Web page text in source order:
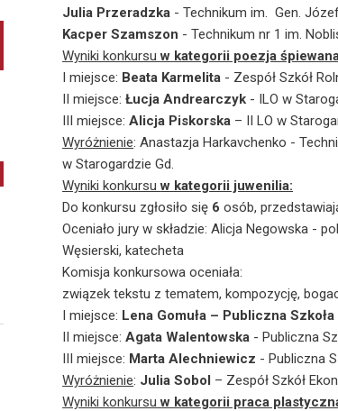
Julia Przeradzka - Technikum im. Gen.
Kacper Szamszon - Technikum nr 1 im.
Wyniki konkursuw kategorii poezja
I miejsce: Beata Karmelita - Zespół Szkół
II miejsce:Łucja Andrearczyk - ILO w
III miejsce:Alicja Piskorska – II LO w
Wyróżnienie: Anastazja Harkavchenko -
w Starogardzie Gd.
Wyniki konkursuw kategorii juwenilia:
Do konkursu zgłosiło się 6osób,
Oceniało jury w składzie: Alicja Negowska -
Węsierski, katecheta
Komisja konkursowa oceniała:
związek tekstu z tematem, kompozycję,
I miejsce: Lena Gomuła – Publiczna
II miejsce: Agata Walentowska - Publiczna
III miejsce: Marta Alechniewicz - Publiczna
Wyróżnienie: Julia Sobol – Zespół Szkół
Wyniki konkursuw kategorii praca